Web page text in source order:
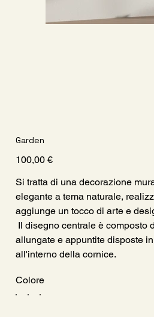
Garden
Prezzo
100,00 €
Si tratta di una decorazione
elegante a tema naturale,
aggiunge un tocco di arte e
Il disegno centrale è composto
allungate e appuntite disposte
all'interno della cornice.
Colore